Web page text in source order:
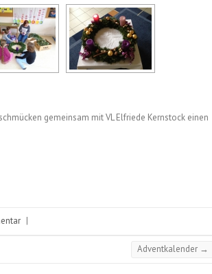
gemeinsam mit VL Elfriede Kernstock einen
|
Adventkalender →